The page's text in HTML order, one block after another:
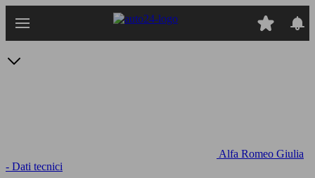
Alfa Romeo Giulia
- Dati tecnici